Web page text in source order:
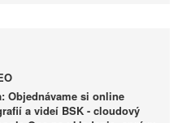
Objednávame si online
a videí BSK - cloudový